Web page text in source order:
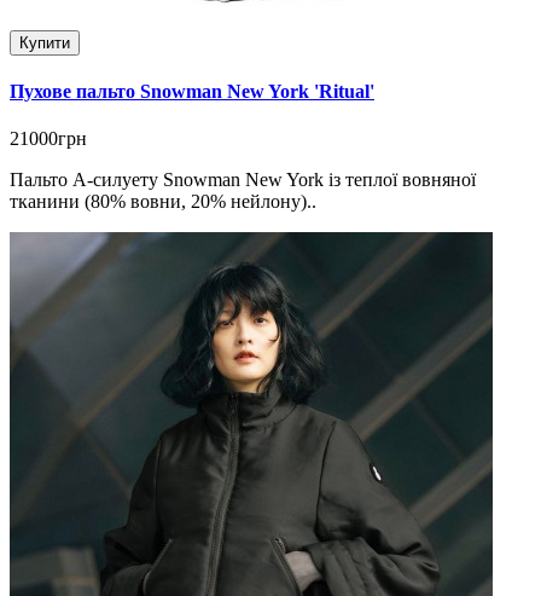
Купити
Пухове пальто Snowman New York 'Ritual'
21000грн
Пальто A-силуету Snowman New York із теплої вовняної
тканини (80% вовни, 20% нейлону)..